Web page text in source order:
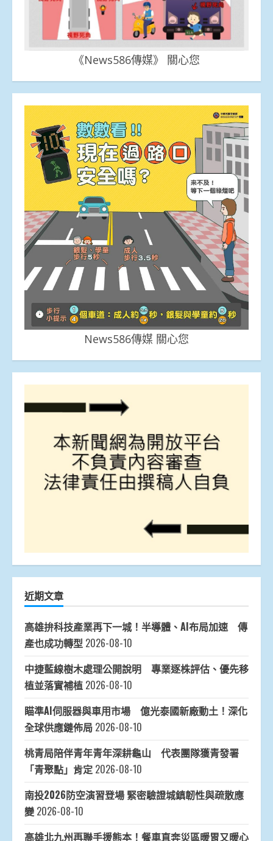
《News586傳媒》 關心您
News586傳媒 關心您
近期文章
高雄拚科技產業再下一城！半導體、AI布局加速 傳
產也成功轉型 2026-08-10
中捷藍線樹木處理公開說明 專業逐株評估、優先移
植並落實補植 2026-08-10
瞄準AI伺服器與車用市場 億光泰國新廠動土！深化
全球供應鏈佈局 2026-08-10
桃青局陪伴青年青年深耕龜山 代表團隊獲青發署
「青聚點」肯定 2026-08-10
南投2026防空演習登場 緊密驗證城鎮韌性與疏散應
變 2026-08-10
高雄北九州再聯手援熊本！餐車直奔災區暖胃又暖心